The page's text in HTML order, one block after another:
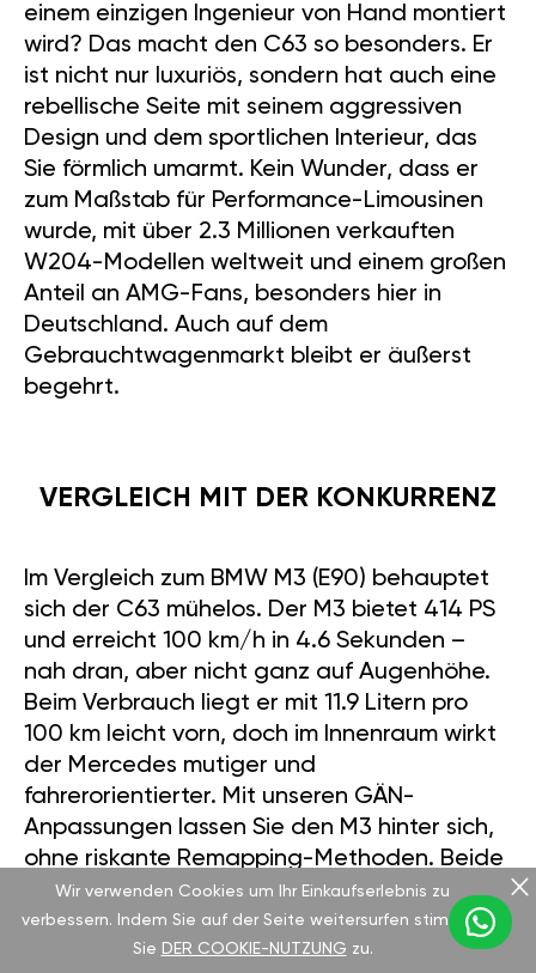
einem einzigen Ingenieur von Hand montiert
wird? Das macht den C63 so besonders. Er
ist nicht nur luxuriös, sondern hat auch eine
rebellische Seite mit seinem aggressiven
Design und dem sportlichen Interieur, das
Sie förmlich umarmt. Kein Wunder, dass er
zum Maßstab für Performance-Limousinen
wurde, mit über 2.3 Millionen verkauften
W204-Modellen weltweit und einem großen
Anteil an AMG-Fans, besonders hier in
Deutschland. Auch auf dem
Gebrauchtwagenmarkt bleibt er äußerst
begehrt.
VERGLEICH MIT DER KONKURRENZ
Im Vergleich zum BMW M3 (E90) behauptet
sich der C63 mühelos. Der M3 bietet 414 PS
und erreicht 100 km/h in 4.6 Sekunden –
nah dran, aber nicht ganz auf Augenhöhe.
Beim Verbrauch liegt er mit 11.9 Litern pro
100 km leicht vorn, doch im Innenraum wirkt
der Mercedes mutiger und
fahrerorientierter. Mit unseren GÄN-
Anpassungen lassen Sie den M3 hinter sich,
ohne riskante Remapping-Methoden. Beide
Modelle bewegen sich gebraucht im
Preisbereich von 25.000 bis 30.000 Euro –
eine schwierige Entscheidung, es sei denn,
Wir verwenden Cookies um Ihr Einkaufserlebnis zu
verbessern. Indem Sie auf der Seite weitersurfen stimmen
Sie DER COOKIE-NUTZUNG zu.